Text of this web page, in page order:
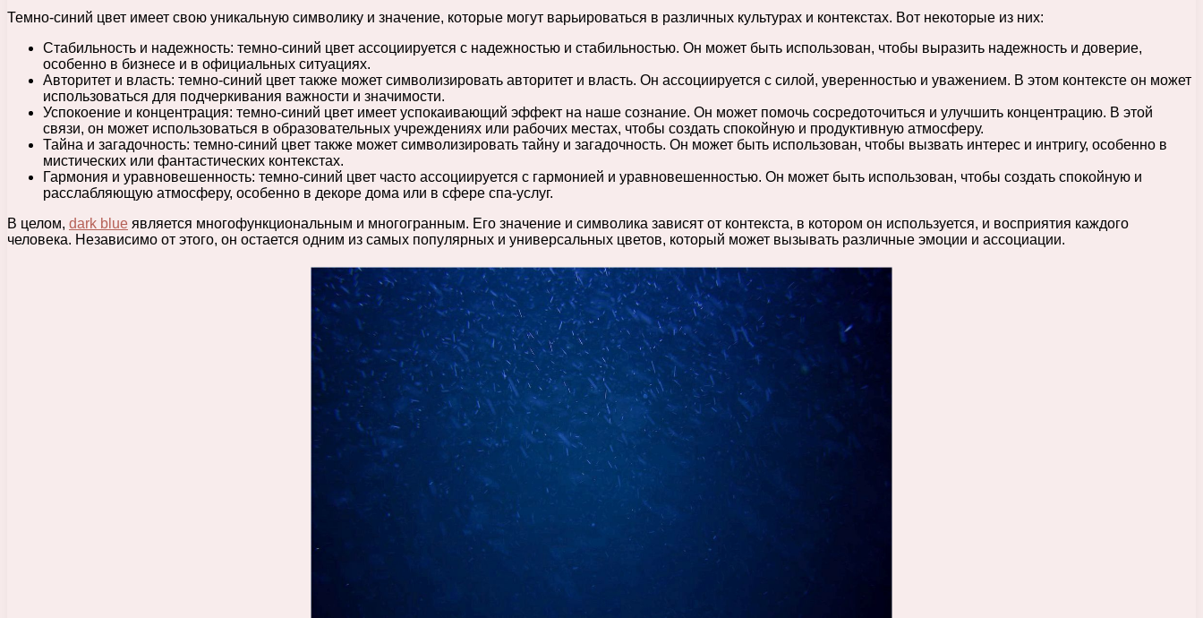
Темно-синий цвет имеет свою уникальную символику и значение, которые могут варьироваться в различных культурах и контекстах. Вот некоторые из них:
Стабильность и надежность: темно-синий цвет ассоциируется с надежностью и стабильностью. Он может быть использован, чтобы выразить надежность и доверие,
особенно в бизнесе и в официальных ситуациях.
Авторитет и власть: темно-синий цвет также может символизировать авторитет и власть. Он ассоциируется с силой, уверенностью и уважением. В этом контексте он может
использоваться для подчеркивания важности и значимости.
Успокоение и концентрация: темно-синий цвет имеет успокаивающий эффект на наше сознание. Он может помочь сосредоточиться и улучшить концентрацию. В этой
связи, он может использоваться в образовательных учреждениях или рабочих местах, чтобы создать спокойную и продуктивную атмосферу.
Тайна и загадочность: темно-синий цвет также может символизировать тайну и загадочность. Он может быть использован, чтобы вызвать интерес и интригу, особенно в
мистических или фантастических контекстах.
Гармония и уравновешенность: темно-синий цвет часто ассоциируется с гармонией и уравновешенностью. Он может быть использован, чтобы создать спокойную и
расслабляющую атмосферу, особенно в декоре дома или в сфере спа-услуг.
В целом, dark blue является многофункциональным и многогранным. Его значение и символика зависят от контекста, в котором он используется, и восприятия каждого
человека. Независимо от этого, он остается одним из самых популярных и универсальных цветов, который может вызывать различные эмоции и ассоциации.